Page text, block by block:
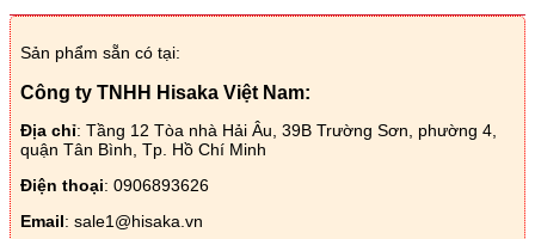
Sản phẩm sẵn có tại:
Công ty TNHH Hisaka Việt Nam:
Địa chỉ: Tầng 12 Tòa nhà Hải Âu, 39B Trường Sơn, phường 4,
quận Tân Bình, Tp. Hồ Chí Minh
Điện thoại: 0906893626
Email: sale1@hisaka.vn